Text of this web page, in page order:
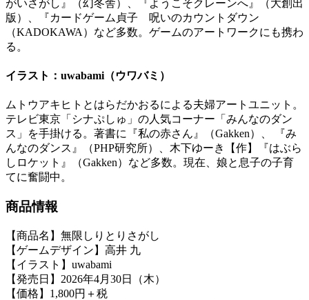
がいさがし』（幻冬舎）、『ようこそクレーンへ』（大創出
版）、『カードゲーム貞子 呪いのカウントダウン
（KADOKAWA）など多数。ゲームのアートワークにも携わ
る。
イラスト：uwabami（ウワバミ）
ムトウアキヒトとはらだかおるによる夫婦アートユニット。
テレビ東京「シナぷしゅ」の人気コーナー「みんなのダン
ス」を手掛ける。著書に『私の赤さん』（Gakken）、 『み
んなのダンス』（PHP研究所）、木下ゆーき【作】『はぶら
しロケット』（Gakken）など多数。現在、娘と息子の子育
てに奮闘中。
商品情報
【商品名】無限しりとりさがし
【ゲームデザイン】高井 九
【イラスト】uwabami
【発売日】2026年4月30日（木）
【価格】1,800円＋税